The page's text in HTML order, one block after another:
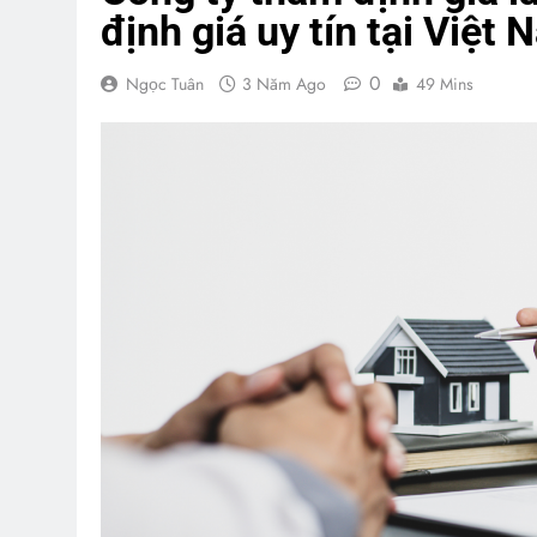
định giá uy tín tại Việt
Ngọc Tuân 3 Năm Ago 0 49 Mins